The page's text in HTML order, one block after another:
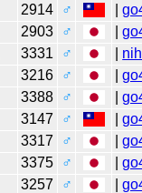
2914 ♂ |
2903 ♂ |
3331 ♂
3216 ♂ |
3388 ♂ |
3147 ♂ |
3317 ♂ |
3375 ♂ |
3257 ♂ |